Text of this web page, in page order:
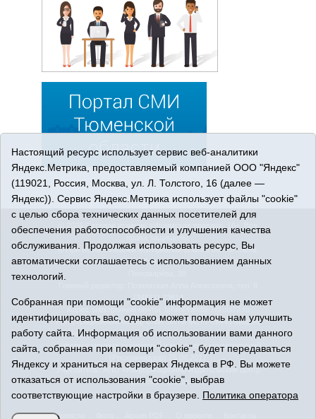
© 2026 Сетевое издание «Ишимская правда». 16+. Все
права защищены.
© При использовании материалов ссылка обязательна.
Адрес редакции: 627750 Тюменская область, г. Ишим, ул.
(34551) 23814
Адрес электронной почты:
IshimPravda-1@obl72.ru
Регистрационный номер СМИ Эл № ФС77-69445 выдано
Федеральной службой по надзору в сфере связи,
информационных технологий и массовых коммуникаций
Учредитель: АНО «Информационно-издательский центр
«Ишимская правда».
Политика оператора
Новости
Настоящий ресурс использует сервис веб-аналитики
Яндекс.Метрика, предоставляемый компанией ООО "Яндекс"
(119021, Россия, Москва, ул. Л. Толстого, 16 (далее —
Яндекс)). Сервис Яндекс.Метрика использует файлы "cookie"
с целью сбора технических данных посетителей для
обеспечения работоспособности и улучшения качества
обслуживания. Продолжая использовать ресурс, Вы
автоматически соглашаетесь с использованием данных
технологий.
Собранная при помощи "cookie" информация не может
идентифицировать вас, однако может помочь нам улучшить
работу сайта. Информация об использовании вами данного
сайта, собранная при помощи "cookie", будет передаваться
Яндексу и храниться на серверах Яндекса в РФ. Вы можете
отказаться от использования "cookie", выбрав
соответствующие настройки в браузере. Политика оператора